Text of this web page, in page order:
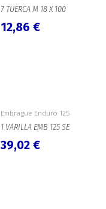
7 TUERCA M 18 X 100
12,86 €
Embrague Enduro 125
1 VARILLA EMB 125 SE
39,02 €